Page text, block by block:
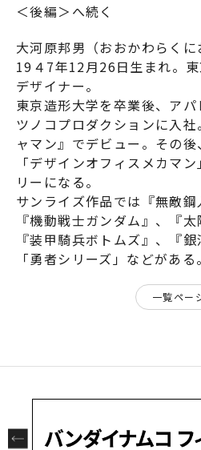
＜後編＞へ続く
大河原邦男（おおかわらくに
19４7年12月26日生まれ。
デザイナー。
東京造形大学を卒業後、ア
ツノコプロダクションに入
ャマン』でデビュー。その
「デザインオフィスメカマ
リーになる。
サンライズ作品では『無敵鋼
『機動戦士ガンダム』、『
『装甲騎兵ボトムズ』、『
「勇者シリーズ」などがある。
一覧ペー